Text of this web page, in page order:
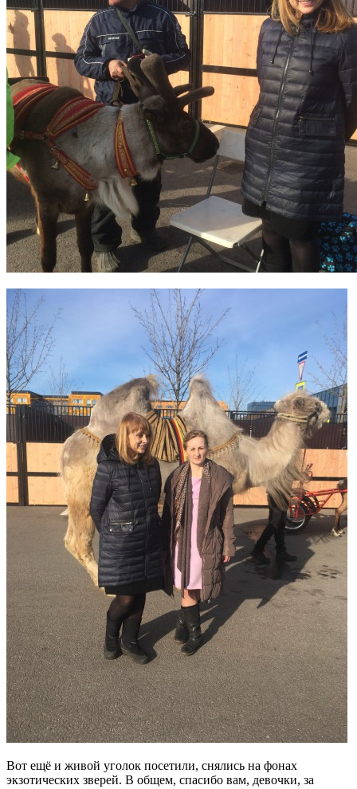
Вот ещё и живой уголок посетили, снялись на фонах
экзотических зверей. В общем, спасибо вам, девочки, за